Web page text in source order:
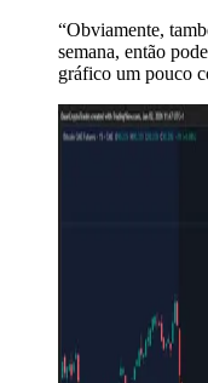
“Obviamente,
semana, então
gráfico um pouco